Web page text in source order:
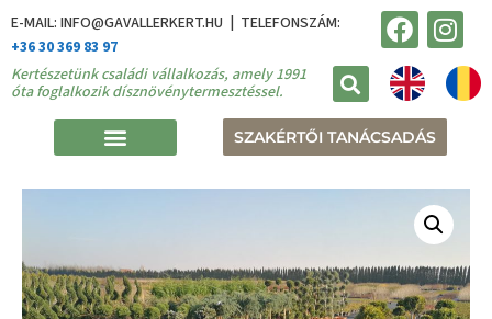
E-MAIL: INFO@GAVALLERKERT.HU | TELEFONSZÁM:
+36 30 369 83 97
Kertészetünk családi vállalkozás, amely 1991
óta foglalkozik dísznövénytermesztéssel.
SZAKÉRTŐI TANÁCSADÁS